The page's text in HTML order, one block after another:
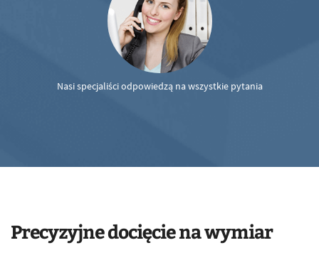
Nasi specjaliści odpowiedzą na wszystkie pytania
Precyzyjne docięcie na wymiar